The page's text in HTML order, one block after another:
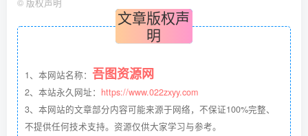
© 版权声明
文章版权声
明
1、本网站名称： 吾图资源网
2、本站永久网址： https://www.022zxyy.com
3、本网站的文章部分内容可能来源于网络，不保证100%完整、
不提供任何技术支持。资源仅供大家学习与参考。